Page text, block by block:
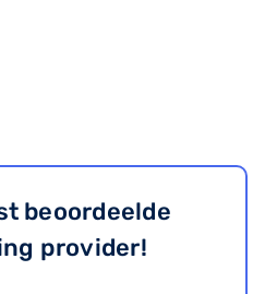
beoordeelde
provider!